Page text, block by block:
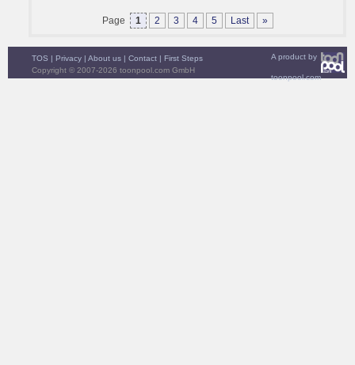
Page 1 2 3 4 5 Last »
A product by
toonpool.com
TOS | Privacy | About us | Contact | First Steps
Copyright © 2007-2026 toonpool.com GmbH